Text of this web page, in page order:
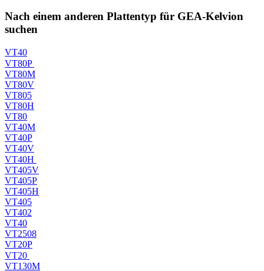
Nach einem anderen Plattentyp für GEA-Kelvion
suchen
VT40
VT80P
VT80M
VT80V
VT805
VT80H
VT80
VT40M
VT40P
VT40V
VT40H
VT405V
VT405P
VT405H
VT405
VT402
VT40
VT2508
VT20P
VT20
VT130M